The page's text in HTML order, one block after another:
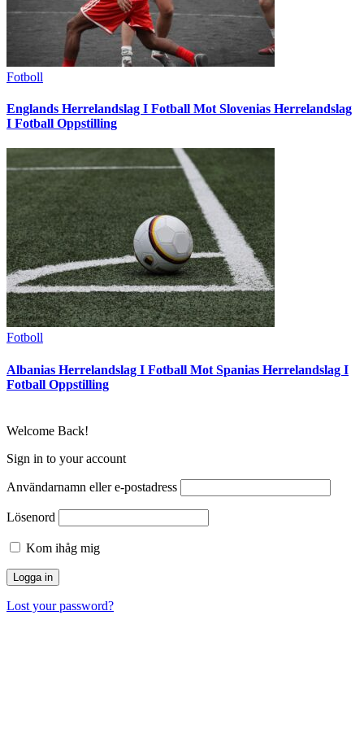
Fotboll
Englands Herrelandslag I Fotball Mot Slovenias Herrelandslag
I Fotball Oppstilling
Fotboll
Albanias Herrelandslag I Fotball Mot Spanias Herrelandslag I
Fotball Oppstilling
Welcome Back!
Sign in to your account
Användarnamn eller e-postadress
Lösenord
Kom ihåg mig
Lost your password?